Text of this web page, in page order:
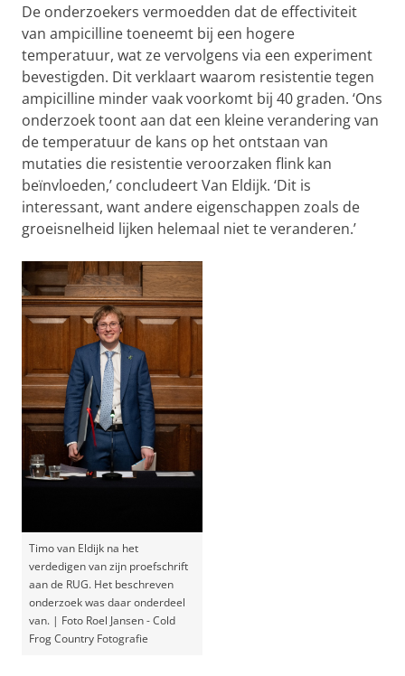
De onderzoekers vermoedden dat de effectiviteit
van ampicilline toeneemt bij een hogere
temperatuur, wat ze vervolgens via een experiment
bevestigden. Dit verklaart waarom resistentie tegen
ampicilline minder vaak voorkomt bij 40 graden. ‘Ons
onderzoek toont aan dat een kleine verandering van
de temperatuur de kans op het ontstaan van
mutaties die resistentie veroorzaken flink kan
beïnvloeden,’ concludeert Van Eldijk. ‘Dit is
interessant, want andere eigenschappen zoals de
groeisnelheid lijken helemaal niet te veranderen.’
Timo van Eldijk na het
verdedigen van zijn proefschrift
aan de RUG. Het beschreven
onderzoek was daar onderdeel
van. | Foto Roel Jansen - Cold
Frog Country Fotografie